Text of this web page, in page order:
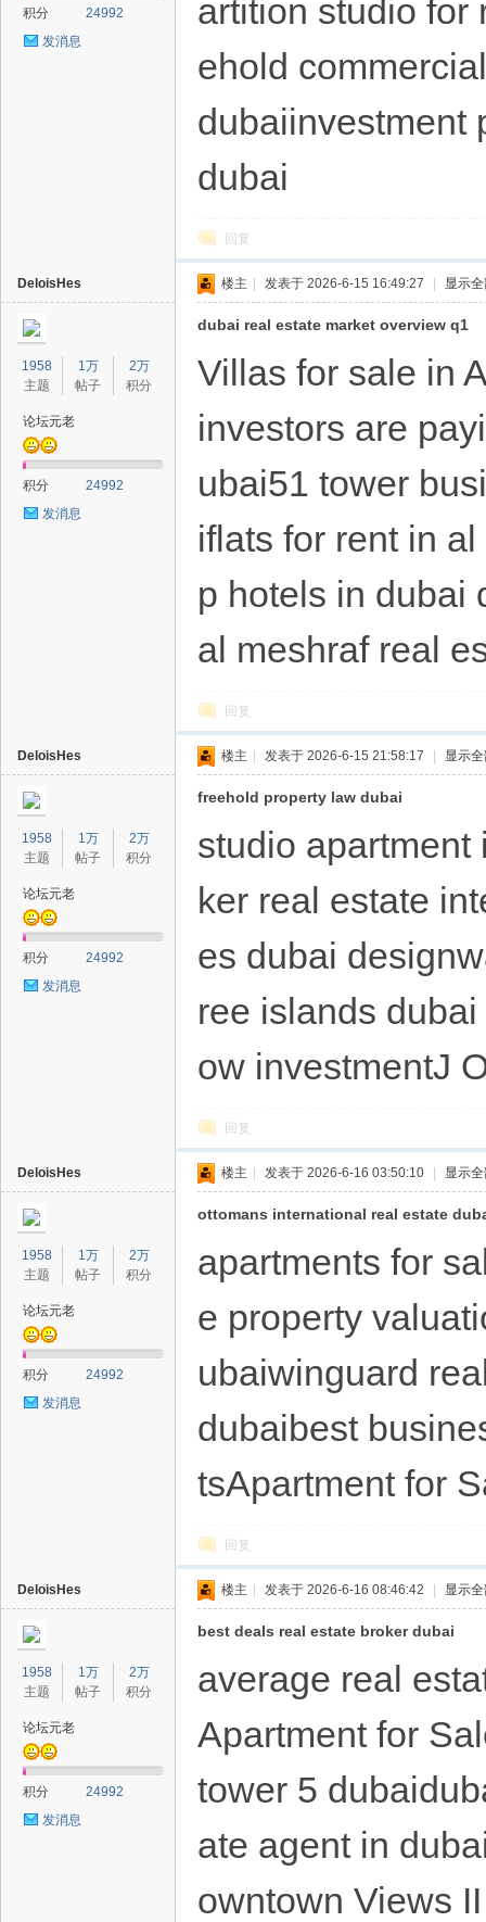
积分
24992
发消息
artition studio for
ehold
dubaiinvestment
dubai
回复
DeloisHes
1958
主题
1万
帖子
2万
积分
论坛元老
积分
24992
发消息
楼主 发表于 2026-6-15 16:49:27 显示
dubai real estate market overview q1
Villas for sale in
investors are
ubai51 tower
iflats for rent in
p hotels in dubai
al meshraf real
回复
DeloisHes
1958
主题
1万
帖子
2万
积分
论坛元老
积分
24992
发消息
楼主 发表于 2026-6-15 21:58:17 显示
freehold property law dubai
studio
ker real estate
es dubai
ree islands
ow investmentJ
回复
DeloisHes
1958
主题
1万
帖子
2万
积分
论坛元老
积分
24992
发消息
楼主 发表于 2026-6-16 03:50:10 显示
ottomans international real estate
apartments for
e property
ubaiwinguard
dubaibest
tsApartment for
回复
DeloisHes
1958
主题
1万
帖子
2万
积分
论坛元老
积分
24992
发消息
楼主 发表于 2026-6-16 08:46:42 显示
best deals real estate broker dubai
average real
Apartment for
tower 5
ate agent in
owntown Views